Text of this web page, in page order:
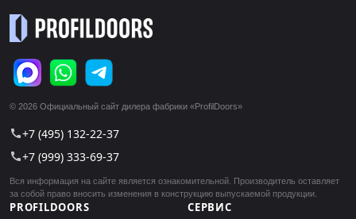
© 2026 Официальный сайт дилера фабрики «ProfilDoors»
call+7 (495) 132-22-37
call+7 (999) 333-69-37
Вся информация на сайте является ознакомительной. Производитель оставляет
за собой право вносить изменения в конструкцию выпускаемой продукции.
PROFILDOORS СЕРВИС